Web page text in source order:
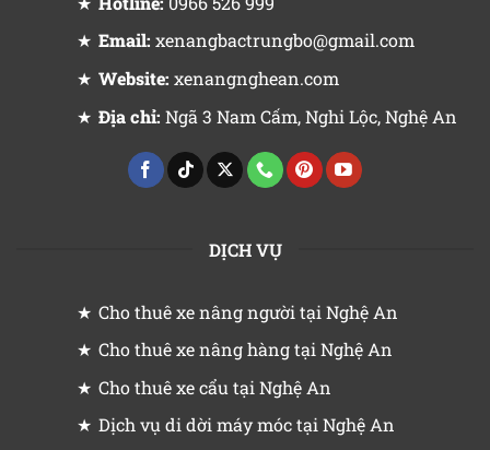
Email: xenangbactrungbo@gmail.com
Website: xenangnghean.com
Địa chỉ: Ngã 3 Nam Cấm, Nghi Lộc, Nghệ An
DỊCH VỤ
Cho thuê xe nâng người tại Nghệ An
Cho thuê xe nâng hàng tại Nghệ An
Cho thuê xe cẩu tại Nghệ An
Dịch vụ di dời máy móc tại Nghệ An